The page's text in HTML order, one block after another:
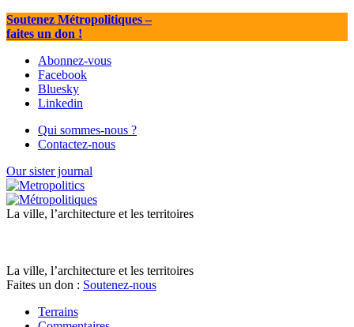
Soutenez Métropolitiques–
faites un don !
Abonnez-vous
Facebook
Bluesky
Linkedin
Qui sommes-nous ?
Contactez-nous
Our sister journal
La ville, l’architecture et les territoires
La ville, l’architecture et les territoires
Faites un don : Soutenez-nous
Terrains